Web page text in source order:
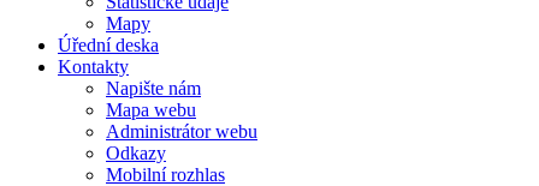
Mapy
Úřední deska
Kontakty
Napište nám
Mapa webu
Administrátor webu
Odkazy
Mobilní rozhlas